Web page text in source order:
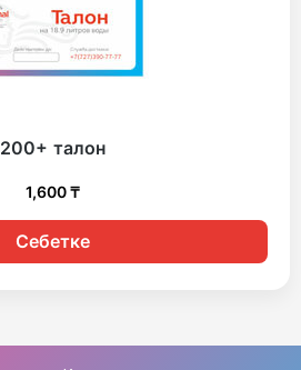
200+ талон
1,600₸
Себетке